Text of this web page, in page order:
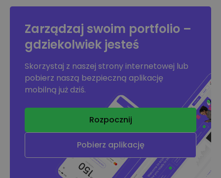
Zarządzaj swoim portfolio –
gdziekolwiek jesteś
Skorzystaj z naszej strony internetowej lub
pobierz naszą bezpieczną aplikację
mobilną już dziś.
Rozpocznij
Pobierz aplikację